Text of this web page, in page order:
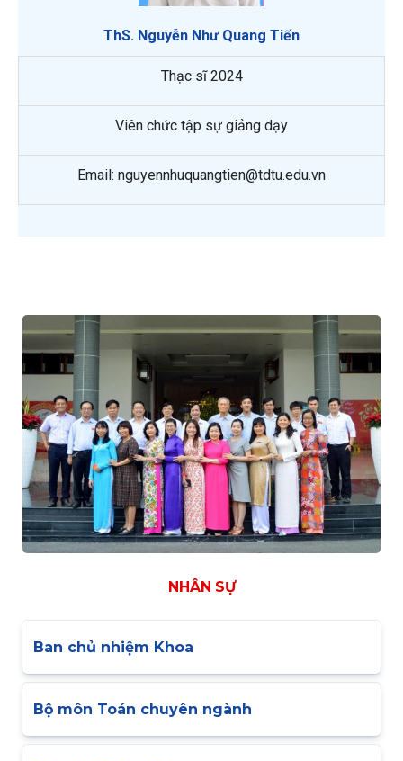
ThS. Nguyễn Như Quang Tiến
Thạc sĩ 2024
Viên chức tập sự giảng dạy
Email: nguyennhuquangtien@tdtu.edu.vn
NHÂN SỰ
Ban chủ nhiệm Khoa
Bộ môn Toán chuyên ngành